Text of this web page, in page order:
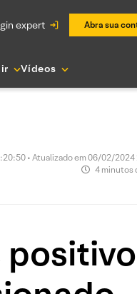
expert Abra sua
Vídeos
• Atualizado em 06/02/
4 minutos